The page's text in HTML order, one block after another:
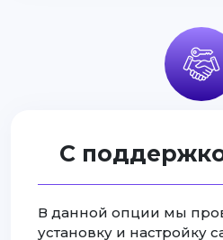
С
В данной опции мы
установку и настройку